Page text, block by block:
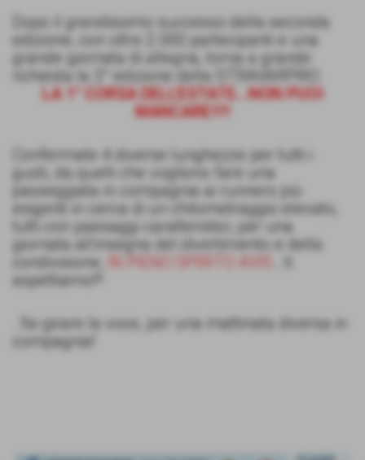
Dopo il grandissimo successo della seconda
edizione, con oltre 2.000 partecipanti e una
grande giornata di allegria, torna a grande
richiesta la 3° edizione della STRAVARPRIO.
LA 1° CORSA DELL'ESTATE...NON PUOI
MANCARE!!!!
Confermate 4 diverse lunghezze per tutti i
gusti, da quelli che vogliono fare una
passeggiata in compagnia ai runners più
esigenti in cerca di un chilometraggio elevato,
tutti con paesaggi caratteristici, per una
giornata all'insegna del divertimento e della
condivisione,
IN PIENO SPIRITO AVIS
aspettiamo!!!
..fai girare la voce, per una mattinata diversa in
compagnia!